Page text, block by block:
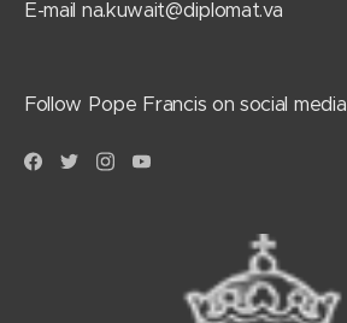
E-mail na.kuwait@diplomat.va
Follow Pope Francis on social media